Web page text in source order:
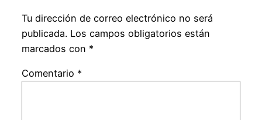
Tu dirección de correo electrónico no será
publicada. Los campos obligatorios están
marcados con *
Comentario *